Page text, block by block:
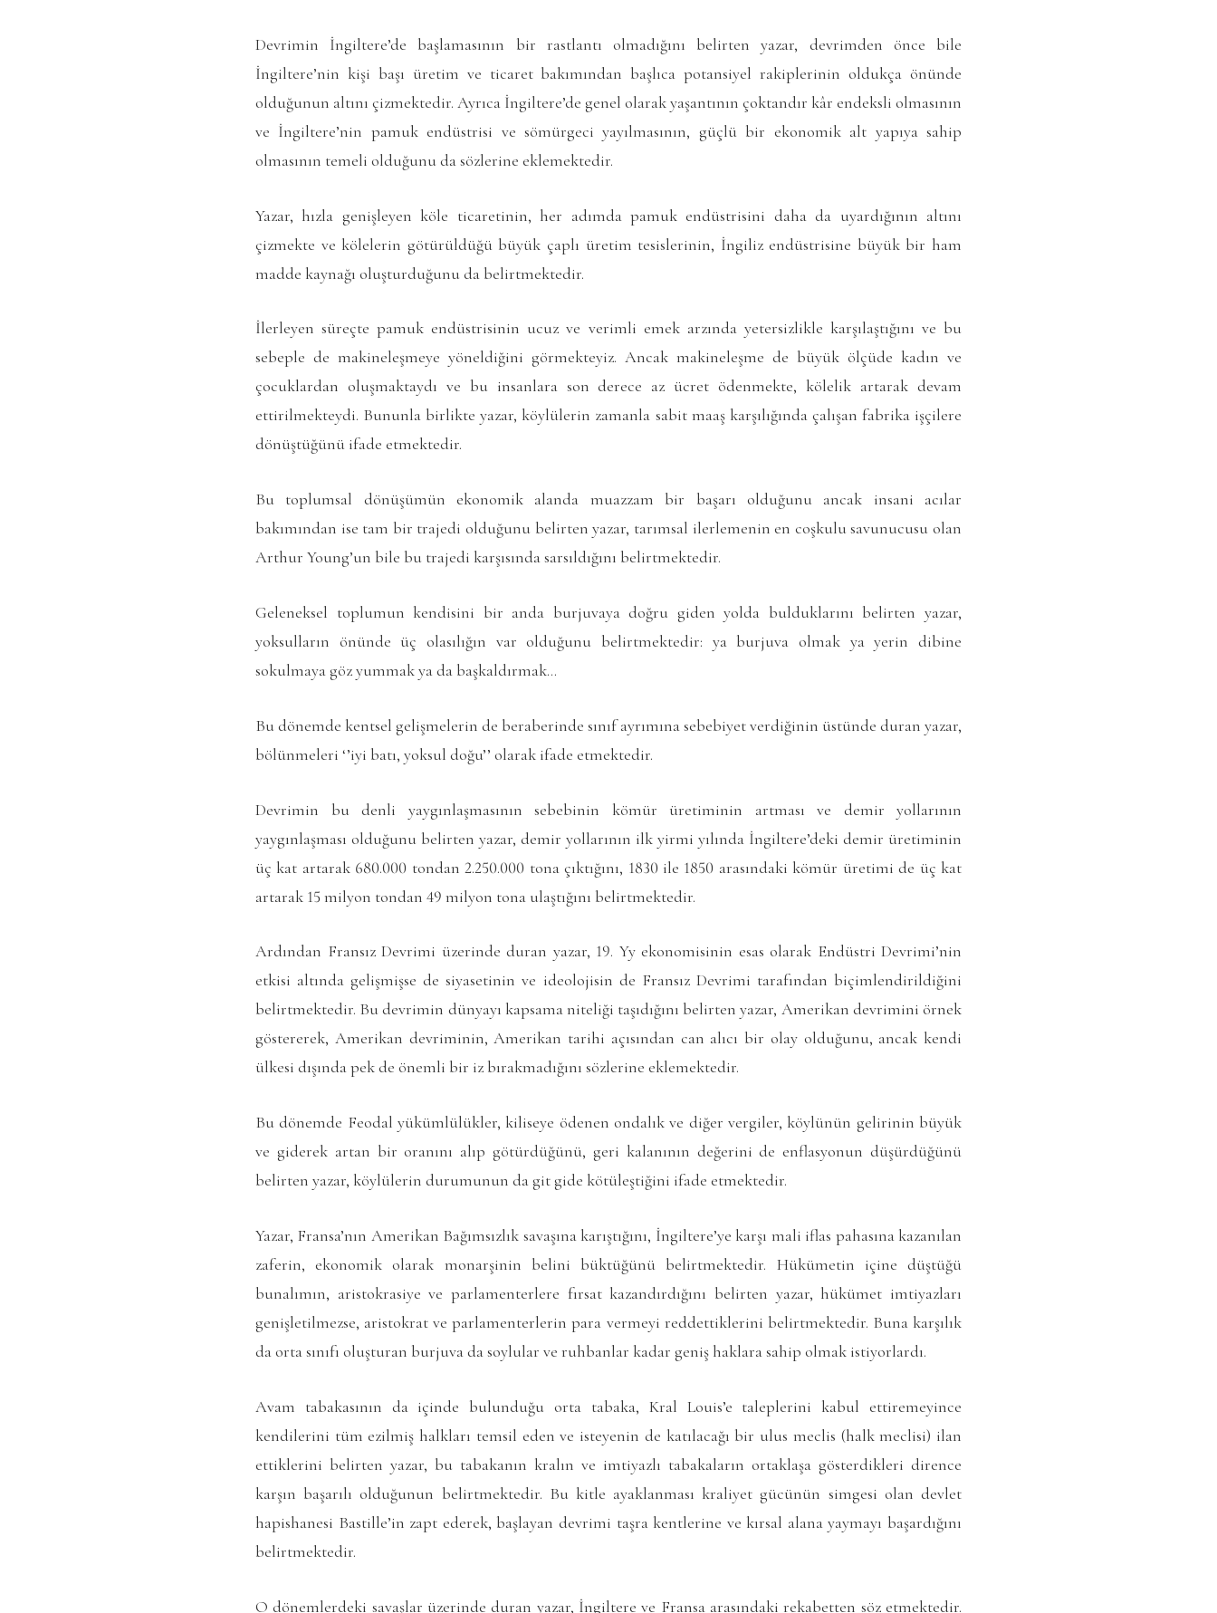
Devrimin İngiltere’de başlamasının bir rastlantı olmadığını belirten yazar, devrimden önce bile
İngiltere’nin kişi başı üretim ve ticaret bakımından başlıca potansiyel rakiplerinin oldukça önünde
olduğunun altını çizmektedir. Ayrıca İngiltere’de genel olarak yaşantının çoktandır kâr endeksli olmasının
ve İngiltere’nin pamuk endüstrisi ve sömürgeci yayılmasının, güçlü bir ekonomik alt yapıya sahip
olmasının temeli olduğunu da sözlerine eklemektedir.
Yazar, hızla genişleyen köle ticaretinin, her adımda pamuk endüstrisini daha da uyardığının altını
çizmekte ve kölelerin götürüldüğü büyük çaplı üretim tesislerinin, İngiliz endüstrisine büyük bir ham
madde kaynağı oluşturduğunu da belirtmektedir.
İlerleyen süreçte pamuk endüstrisinin ucuz ve verimli emek arzında yetersizlikle karşılaştığını ve bu
sebeple de makineleşmeye yöneldiğini görmekteyiz. Ancak makineleşme de büyük ölçüde kadın ve
çocuklardan oluşmaktaydı ve bu insanlara son derece az ücret ödenmekte, kölelik artarak devam
ettirilmekteydi. Bununla birlikte yazar, köylülerin zamanla sabit maaş karşılığında çalışan fabrika işçilere
dönüştüğünü ifade etmektedir.
Bu toplumsal dönüşümün ekonomik alanda muazzam bir başarı olduğunu ancak insani acılar
bakımından ise tam bir trajedi olduğunu belirten yazar, tarımsal ilerlemenin en coşkulu savunucusu olan
Arthur Young’un bile bu trajedi karşısında sarsıldığını belirtmektedir.
Geleneksel toplumun kendisini bir anda burjuvaya doğru giden yolda bulduklarını belirten yazar,
yoksulların önünde üç olasılığın var olduğunu belirtmektedir: ya burjuva olmak ya yerin dibine
sokulmaya göz yummak ya da başkaldırmak…
Bu dönemde kentsel gelişmelerin de beraberinde sınıf ayrımına sebebiyet verdiğinin üstünde duran yazar,
bölünmeleri ‘’iyi batı, yoksul doğu’’ olarak ifade etmektedir.
Devrimin bu denli yaygınlaşmasının sebebinin kömür üretiminin artması ve demir yollarının
yaygınlaşması olduğunu belirten yazar, demir yollarının ilk yirmi yılında İngiltere’deki demir üretiminin
üç kat artarak 680.000 tondan 2.250.000 tona çıktığını, 1830 ile 1850 arasındaki kömür üretimi de üç kat
artarak 15 milyon tondan 49 milyon tona ulaştığını belirtmektedir.
Ardından Fransız Devrimi üzerinde duran yazar, 19. Yy ekonomisinin esas olarak Endüstri Devrimi’nin
etkisi altında gelişmişse de siyasetinin ve ideolojisin de Fransız Devrimi tarafından biçimlendirildiğini
belirtmektedir. Bu devrimin dünyayı kapsama niteliği taşıdığını belirten yazar, Amerikan devrimini örnek
göstererek, Amerikan devriminin, Amerikan tarihi açısından can alıcı bir olay olduğunu, ancak kendi
ülkesi dışında pek de önemli bir iz bırakmadığını sözlerine eklemektedir.
Bu dönemde Feodal yükümlülükler, kiliseye ödenen ondalık ve diğer vergiler, köylünün gelirinin büyük
ve giderek artan bir oranını alıp götürdüğünü, geri kalanının değerini de enflasyonun düşürdüğünü
belirten yazar, köylülerin durumunun da git gide kötüleştiğini ifade etmektedir.
Yazar, Fransa’nın Amerikan Bağımsızlık savaşına karıştığını, İngiltere’ye karşı mali iflas pahasına kazanılan
zaferin, ekonomik olarak monarşinin belini büktüğünü belirtmektedir. Hükümetin içine düştüğü
bunalımın, aristokrasiye ve parlamenterlere fırsat kazandırdığını belirten yazar, hükümet imtiyazları
genişletilmezse, aristokrat ve parlamenterlerin para vermeyi reddettiklerini belirtmektedir. Buna karşılık
da orta sınıfı oluşturan burjuva da soylular ve ruhbanlar kadar geniş haklara sahip olmak istiyorlardı.
Avam tabakasının da içinde bulunduğu orta tabaka, Kral Louis’e taleplerini kabul ettiremeyince
kendilerini tüm ezilmiş halkları temsil eden ve isteyenin de katılacağı bir ulus meclis (halk meclisi) ilan
ettiklerini belirten yazar, bu tabakanın kralın ve imtiyazlı tabakaların ortaklaşa gösterdikleri dirence
karşın başarılı olduğunun belirtmektedir. Bu kitle ayaklanması kraliyet gücünün simgesi olan devlet
hapishanesi Bastille’in zapt ederek, başlayan devrimi taşra kentlerine ve kırsal alana yaymayı başardığını
belirtmektedir.
O dönemlerdeki savaşlar üzerinde duran yazar, İngiltere ve Fransa arasındaki rekabetten söz etmektedir.